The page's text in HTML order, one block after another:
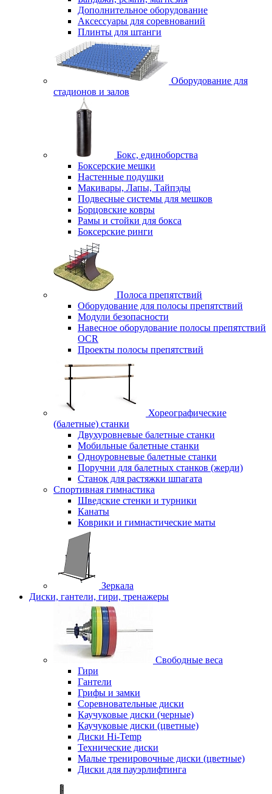
Дополнительное оборудование
Аксессуары для соревнований
Плинты для штанги
Оборудование для
стадионов и залов
Бокс, единоборства
Боксерские мешки
Настенные подушки
Макивары, Лапы, Тайпэды
Подвесные системы для мешков
Борцовские ковры
Рамы и стойки для бокса
Боксерские ринги
Полоса препятствий
Оборудование для полосы препятствий
Модули безопасности
Навесное оборудование полосы препятствий
OCR
Проекты полосы препятствий
Хореографические
(балетные) станки
Двухуровневые балетные станки
Мобильные балетные станки
Одноуровневые балетные станки
Поручни для балетных станков (жерди)
Станок для растяжки шпагата
Спортивная гимнастика
Шведские стенки и турники
Канаты
Коврики и гимнастические маты
Зеркала
Диски, гантели, гири, тренажеры
Свободные веса
Гири
Гантели
Грифы и замки
Соревновательные диски
Каучуковые диски (черные)
Каучуковые диски (цветные)
Диски Hi-Temp
Технические диски
Малые тренировочные диски (цветные)
Диски для пауэрлифтинга